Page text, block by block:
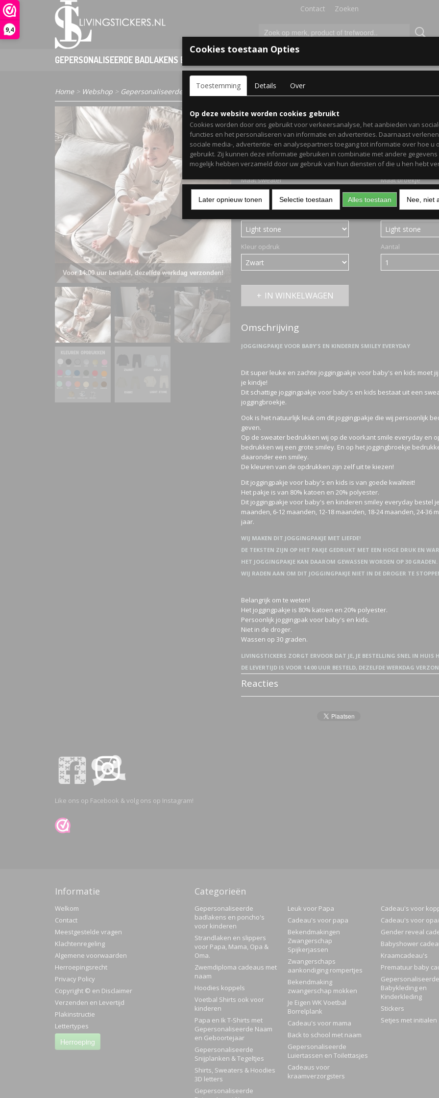
9,4
Contact Zoeken
GEPERSONALISEERDE BADLAKENS EN PONCHO'S VOOR KINDEREN
Home> Webshop > Gepersonaliseerde Babykleding en Kinderkleding Jongens 56 t/m 110 > Joggingpakje voor
Voor 14:00 uur besteld, dezelfde werkdag verzonden!
Joggingpakje voor baby's
kinderen smiley everyday
€ 34,99 (inclusief btw 21%)
Maat sweater Maat broekje
Kleur opdruk Aantal
IN WINKELWAGEN
Omschrijving
JOGGINGPAKJE VOOR BABY'S EN KINDEREN SMILEY EVERYDAY
Dit super leuke en zachte joggingpakje voor baby's en kids moet
je kindje!
Dit schattige joggingpakje voor baby's en kids bestaat uit een
joggingbroekje.
Ook is het natuurlijk leuk om dit joggingpakje die wij persoonlijk
geven.
Op de sweater bedrukken wij op de voorkant smile everyday en
bedrukken wij een grote smiley. En op het joggingbroekje
daaronder een smiley.
De kleuren van de opdrukken zijn zelf uit te kiezen!
Dit joggingpakje voor baby's en kids is van goede kwaliteit!
Het pakje is van 80% katoen en 20% polyester.
Dit joggingpakje voor baby's en kinderen smiley everyday bestel
maanden, 6-12 maanden, 12-18 maanden, 18-24 maanden, 24-36
jaar.
WIJ MAKEN DIT JOGGINGPAKJE MET LIEFDE!
DE TEKSTEN ZIJN OP HET PAKJE GEDRUKT MET EEN HOGE DRUK EN
HET JOGGINGPAKJE KAN DAAROM GEWASSEN WORDEN OP 30 GRADEN.
WIJ RADEN AAN OM DIT JOGGINGPAKJE NIET IN DE DROGER TE
Belangrijk om te weten!
Het joggingpakje is 80% katoen en 20% polyester.
Persoonlijk joggingpak voor baby's en kids.
Niet in de droger.
Wassen op 30 graden.
LIVINGSTICKERS ZORGT ERVOOR DAT JE, JE BESTELLING SNEL IN HUIS
DE LEVERTIJD IS VOOR 14:00 UUR BESTELD, DEZELFDE WERKDAG
Reacties
Like ons op Facebook & volg ons op Instagram!
Informatie
Welkom
Contact
Meestgestelde vragen
Klachtenregeling
Algemene voorwaarden
Herroepingsrecht
Privacy Policy
Copyright © en Disclaimer
Verzenden en Levertijd
Plakinstructie
Lettertypes
Herroeping
Categorieën
Gepersonaliseerde
badlakens en poncho's
voor kinderen
Strandlaken en slippers
voor Papa, Mama, Opa &
Oma.
Zwemdiploma cadeaus met
naam
Hoodies koppels
Voetbal Shirts ook voor
kinderen
Papa en Ik T-Shirts met
Gepersonaliseerde Naam
en Geboortejaar
Gepersonaliseerde
Snijplanken & Tegeltjes
Shirts, Sweaters & Hoodies
3D letters
Gepersonaliseerde
Leuk voor Papa
Cadeau's voor papa
Bekendmakingen
Zwangerschap
Spijkerjassen
Zwangerschaps
aankondiging rompertjes
Bekendmaking
zwangerschap mokken
Je Eigen WK Voetbal
Borrelplank
Cadeau's voor mama
Back to school met naam
Gepersonaliseerde
Luiertassen en Toilettasjes
Cadeaus voor
kraamverzorgsters
Cadeau's voor
Cadeau's voor
Gender reveal
Babyshower
Kraamcadeau's
Prematuur baby
Gepersonaliseerde
Babykleding en
Kinderkleding
Stickers
Setjes met initialen
Cookies toestaan Opties
Toestemming Details Over
Op deze website worden cookies gebruikt
Cookies worden door ons gebruikt voor verkeersanalyse, het aanbieden van
functies en het personaliseren van informatie en advertenties. Daarnaast
sociale media-, advertentie- en analysepartners toegang tot informatie over hoe u
gebruikt. Zij kunnen deze informatie gebruiken in combinatie met andere gegevens
mogelijk hebben verzameld door uw gebruik van hun diensten of die u hen hebt
Later opnieuw tonen Selectie toestaan Alles toestaan Nee, niet